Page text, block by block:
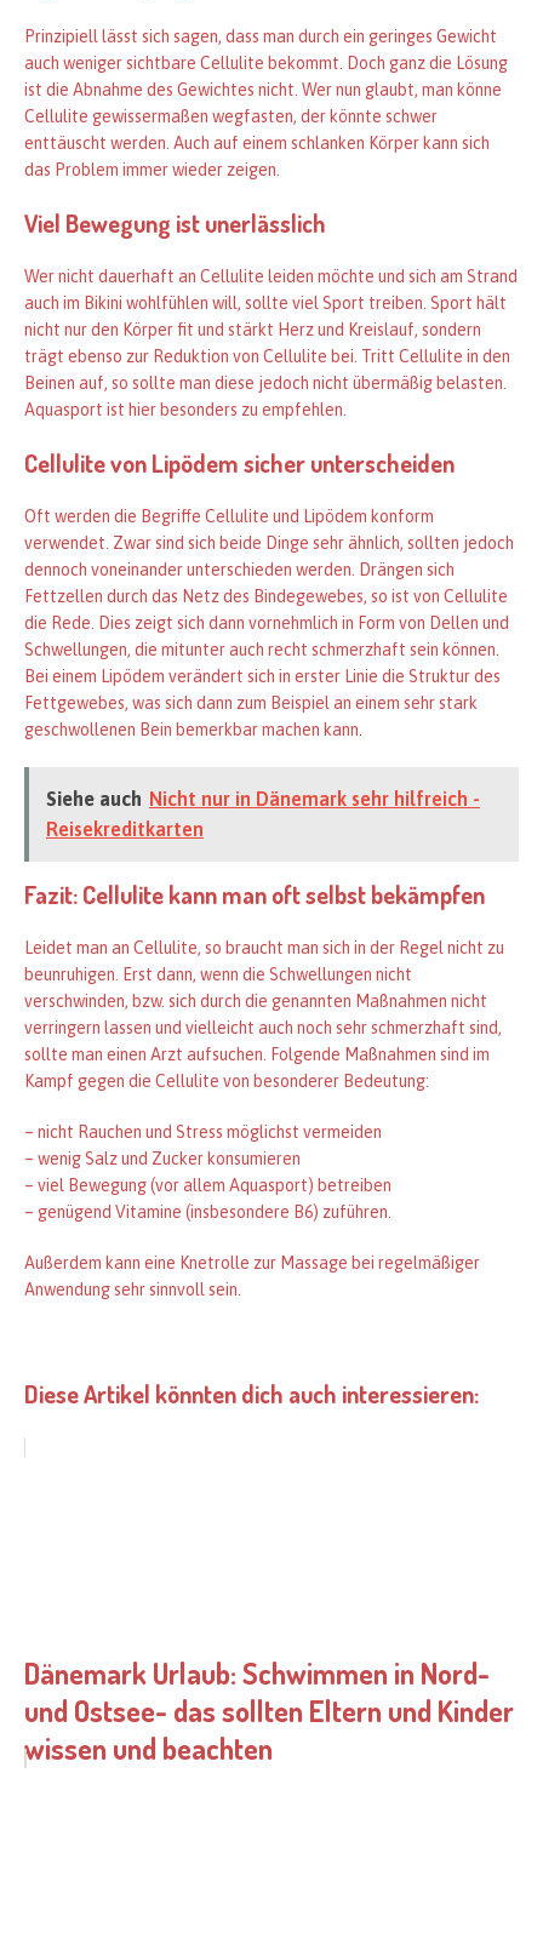
Prinzipiell lässt sich sagen, dass man durch ein geringes Gewicht
auch weniger sichtbare Cellulite bekommt. Doch ganz die Lösung
ist die Abnahme des Gewichtes nicht. Wer nun glaubt, man könne
Cellulite gewissermaßen wegfasten, der könnte schwer
enttäuscht werden. Auch auf einem schlanken Körper kann sich
das Problem immer wieder zeigen.
Viel Bewegung ist unerlässlich
Wer nicht dauerhaft an Cellulite leiden möchte und sich am Strand
auch im Bikini wohlfühlen will, sollte viel Sport treiben. Sport hält
nicht nur den Körper fit und stärkt Herz und Kreislauf, sondern
trägt ebenso zur Reduktion von Cellulite bei. Tritt Cellulite in den
Beinen auf, so sollte man diese jedoch nicht übermäßig belasten.
Aquasport ist hier besonders zu empfehlen.
Cellulite von Lipödem sicher unterscheiden
Oft werden die Begriffe Cellulite und Lipödem konform
verwendet. Zwar sind sich beide Dinge sehr ähnlich, sollten jedoch
dennoch voneinander unterschieden werden. Drängen sich
Fettzellen durch das Netz des Bindegewebes, so ist von Cellulite
die Rede. Dies zeigt sich dann vornehmlich in Form von Dellen und
Schwellungen, die mitunter auch recht schmerzhaft sein können.
Bei einem Lipödem verändert sich in erster Linie die Struktur des
Fettgewebes, was sich dann zum Beispiel an einem sehr stark
geschwollenen Bein bemerkbar machen kann.
Siehe auch Nicht nur in Dänemark sehr hilfreich -
Reisekreditkarten
Fazit: Cellulite kann man oft selbst bekämpfen
Leidet man an Cellulite, so braucht man sich in der Regel nicht zu
beunruhigen. Erst dann, wenn die Schwellungen nicht
verschwinden, bzw. sich durch die genannten Maßnahmen nicht
verringern lassen und vielleicht auch noch sehr schmerzhaft sind,
sollte man einen Arzt aufsuchen. Folgende Maßnahmen sind im
Kampf gegen die Cellulite von besonderer Bedeutung:
– nicht Rauchen und Stress möglichst vermeiden
– wenig Salz und Zucker konsumieren
– viel Bewegung (vor allem Aquasport) betreiben
– genügend Vitamine (insbesondere B6) zuführen.
Außerdem kann eine Knetrolle zur Massage bei regelmäßiger
Anwendung sehr sinnvoll sein.
Diese Artikel könnten dich auch interessieren:
Dänemark Urlaub: Schwimmen in Nord-
und Ostsee- das sollten Eltern und Kinder
wissen und beachten